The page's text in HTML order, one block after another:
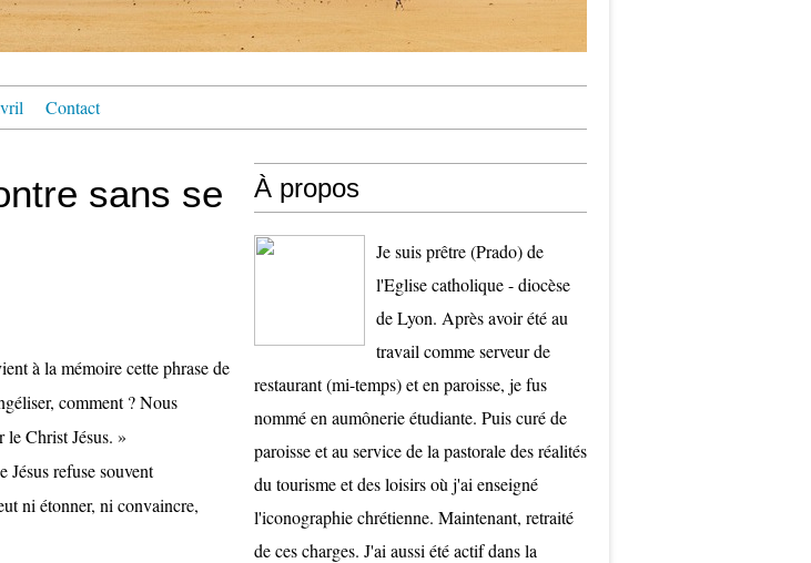
Contact
sans se
à la mémoire cette phrase de
comment ? Nous
le Christ Jésus. »
Jésus refuse souvent
ni étonner, ni convaincre,
À propos
Je suis prêtre (Prado) de
l'Eglise catholique - diocèse
de Lyon. Après avoir été au
travail comme serveur de
restaurant (mi-temps) et en paroisse, je fus
nommé en aumônerie étudiante. Puis curé de
paroisse et au service de la pastorale des réalités
du tourisme et des loisirs où j'ai enseigné
l'iconographie chrétienne. Maintenant, retraité
de ces charges. J'ai aussi été actif dans la